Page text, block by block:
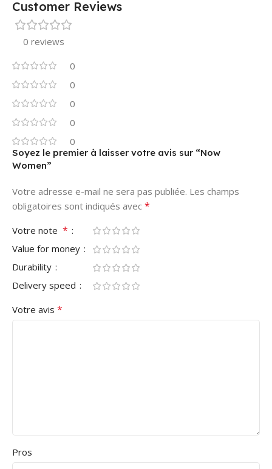
Customer Reviews
0 reviews
0
0
0
0
0
Soyez le premier à laisser votre avis sur “Now
Women”
Votre adresse e-mail ne sera pas publiée. Les champs
obligatoires sont indiqués avec *
Votre note *
Value for money
Durability
Delivery speed
Votre avis *
Pros